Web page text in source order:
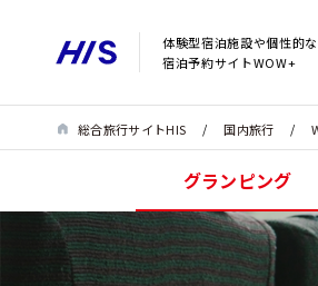
体験型宿泊施設や個性的
宿泊予約サイトWOW+
総合旅行サイトHIS 国内旅行
グランピング